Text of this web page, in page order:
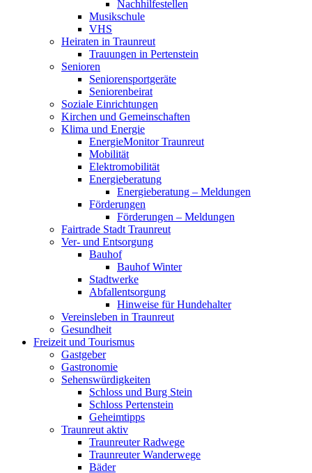
Nachhilfestellen
Musikschule
VHS
Heiraten in Traunreut
Trauungen in Pertenstein
Senioren
Seniorensportgeräte
Seniorenbeirat
Soziale Einrichtungen
Kirchen und Gemeinschaften
Klima und Energie
EnergieMonitor Traunreut
Mobilität
Elektromobilität
Energieberatung
Energieberatung – Meldungen
Förderungen
Förderungen – Meldungen
Fairtrade Stadt Traunreut
Ver- und Entsorgung
Bauhof
Bauhof Winter
Stadtwerke
Abfallentsorgung
Hinweise für Hundehalter
Vereinsleben in Traunreut
Gesundheit
Freizeit und Tourismus
Gastgeber
Gastronomie
Sehenswürdigkeiten
Schloss und Burg Stein
Schloss Pertenstein
Geheimtipps
Traunreut aktiv
Traunreuter Radwege
Traunreuter Wanderwege
Bäder